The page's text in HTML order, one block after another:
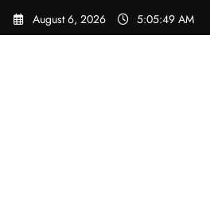
Skip
August 6, 2026 5:05:50 AM